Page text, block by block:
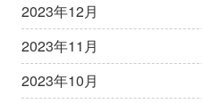
2023年12月
2023年11月
2023年10月